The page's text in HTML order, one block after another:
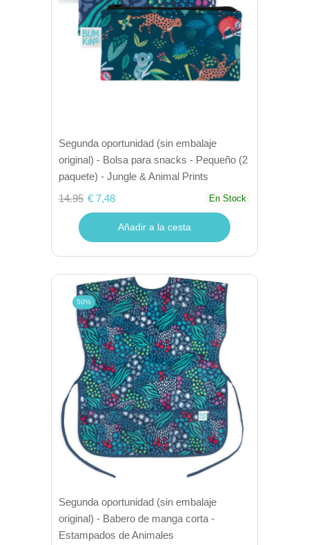
Segunda oportunidad (sin embalaje
original) - Bolsa para snacks - Pequeño (2
paquete) - Jungle & Animal Prints
14.95 € 7,48 En Stock
Añadir a la cesta
50%
Segunda oportunidad (sin embalaje
original) - Babero de manga corta -
Estampados de Animales